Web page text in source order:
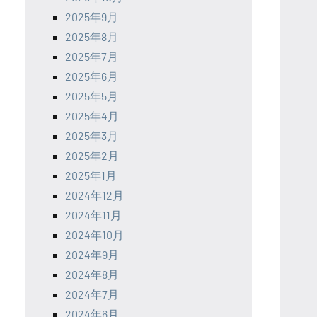
2025年9月
2025年8月
2025年7月
2025年6月
2025年5月
2025年4月
2025年3月
2025年2月
2025年1月
2024年12月
2024年11月
2024年10月
2024年9月
2024年8月
2024年7月
2024年6月